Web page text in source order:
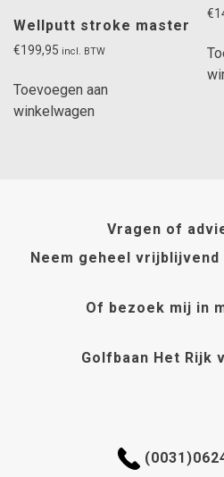
Wellputt stroke master
€199,95 incl. BTW
Toevoegen aan
winkelwagen
€
Vragen of
Neem geheel
Of bezoek mij in
Golfbaan Het Rijk